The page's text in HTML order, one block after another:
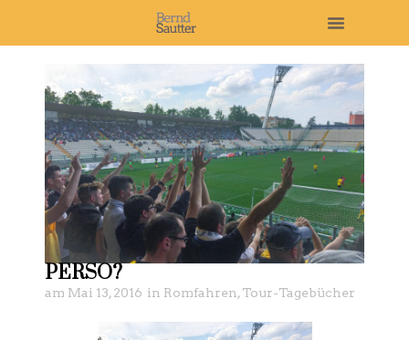
PERSO?
am Mai 13, 2016 in Romfahren,Tour-Tagebücher